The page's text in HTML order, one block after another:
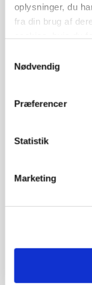
oplysninger, du
fra din brug af
Nødvendig
Præferencer
Statistik
Marketing
Prisgab på 20